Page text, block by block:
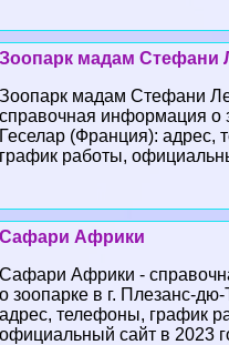
Зоопарк мадам Стефани
Зоопарк мадам Стефани
справочная информация о
Геселар (Франция): адрес,
график работы,
Сафари Африки
Сафари Африки -
о зоопарке в г. Плезанс-
адрес, телефоны, график
официальный сайт в 2023